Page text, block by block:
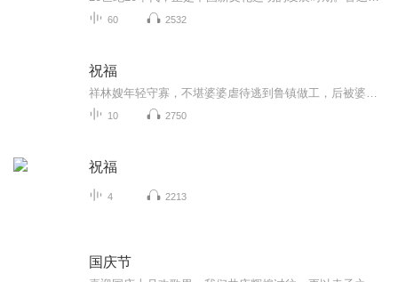
60 2532
祝福
10 2750
祝福
4 2213
国庆节